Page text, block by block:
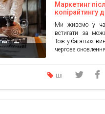
Маркетинг
копірайтингу
Ми живемо у
встигати за
Тож у багатьох
чергове
сфері
базова версія
пристойні
дані […]
ШІ